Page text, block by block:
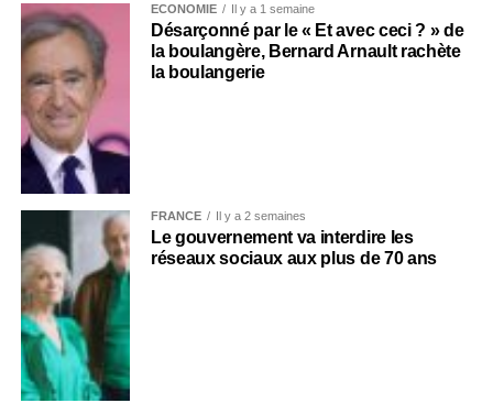
ECONOMIE Il y a 1 semaine
Désarçonné par le « Et avec ceci ? » de
la boulangère, Bernard Arnault rachète
la boulangerie
FRANCE Il y a 2 semaines
Le gouvernement va interdire les
réseaux sociaux aux plus de 70 ans